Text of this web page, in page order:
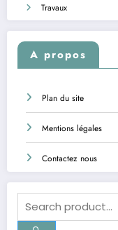
Travaux
A propos
Plan du site
Mentions légales
Contactez nous